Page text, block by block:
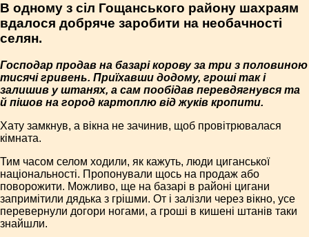
В одному з сіл Гощанського району шахраям
вдалося добряче заробити на необачності
селян.
Господар продав на базарі корову за три з половиною
тисячі гривень. Приїхавши додому, гроші так і
залишив у штанях, а сам пообідав перевдягнувся та
й пішов на город картоплю від жуків кропити.
Хату замкнув, а вікна не зачинив, щоб провітрювалася
кімната.
Тим часом селом ходили, як кажуть, люди циганської
національності. Пропонували щось на продаж або
поворожити. Можливо, ще на базарі в районі цигани
запримітили дядька з грішми. От і залізли через вікно, усе
перевернули догори ногами, а гроші в кишені штанів таки
знайшли.